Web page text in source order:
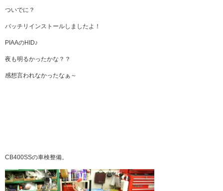
ついでに？
バッチリインストールしましたよ！
PIAAのHID♪
夜も明るかったかな？？
感想言われなかったなぁ～
CB400SSの車検整備。